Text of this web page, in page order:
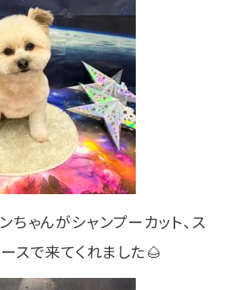
ちゃんがシャンプーカット、ス
スで来てくれました🌰